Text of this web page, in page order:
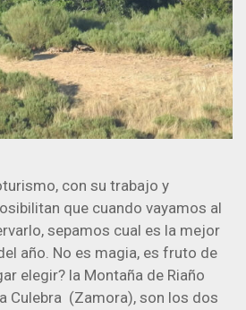
con su trabajo y
que cuando vayamos al
sepamos cual es la mejor
año. No es magia, es fruto de
elegir? la Montaña de Riaño
Culebra (Zamora), son los dos